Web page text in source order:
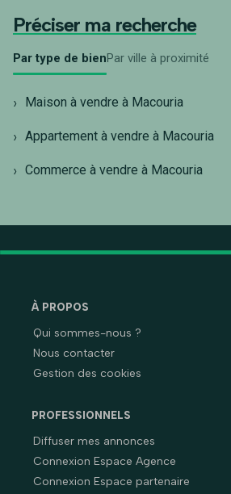
agricole et touristique avec
bovins allaitants. Elle est également
avicole et la polyculture. A la
usine laitière, et à Macouria une
Préciser ma recherche
Par type de bienPar ville à proximité
Maison à vendre à Macouria
Appartement à vendre à Macouria
Commerce à vendre à Macouria
À PROPOS
Qui sommes-nous ?
Nous contacter
Gestion des cookies
PROFESSIONNELS
Diffuser mes annonces
Connexion Espace Agence
Connexion Espace partenaire